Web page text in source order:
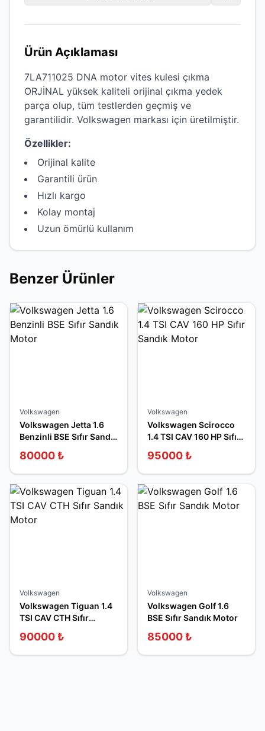
Ürün Açıklaması
7LA711025 DNA motor vites kulesi çıkma
ORJİNAL yüksek kaliteli orijinal çıkma yedek
parça olup, tüm testlerden geçmiş ve
garantilidir. Volkswagen markası için üretilmiştir.
Özellikler:
Orijinal kalite
Garantili ürün
Hızlı kargo
Kolay montaj
Uzun ömürlü kullanım
Benzer Ürünler
Volkswagen
Volkswagen Jetta 1.6
Benzinli BSE Sıfır Sandık
80000 ₺
Volkswagen
Volkswagen Scirocco
1.4 TSI CAV 160 HP Sıfır
95000 ₺
Volkswagen
Volkswagen Tiguan 1.4
TSI CAV CTH Sıfır
90000 ₺
Volkswagen
Volkswagen Golf 1.6
BSE Sıfır Sandık Motor
85000 ₺